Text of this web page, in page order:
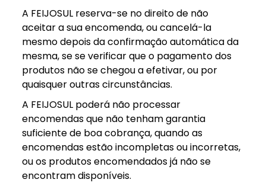
A FEIJOSUL reserva-se no direito de não
aceitar a sua encomenda, ou cancelá-la
mesmo depois da confirmação automática da
mesma, se se verificar que o pagamento dos
produtos não se chegou a efetivar, ou por
quaisquer outras circunstâncias.
A FEIJOSUL poderá não processar
encomendas que não tenham garantia
suficiente de boa cobrança, quando as
encomendas estão incompletas ou incorretas,
ou os produtos encomendados já não se
encontram disponíveis.